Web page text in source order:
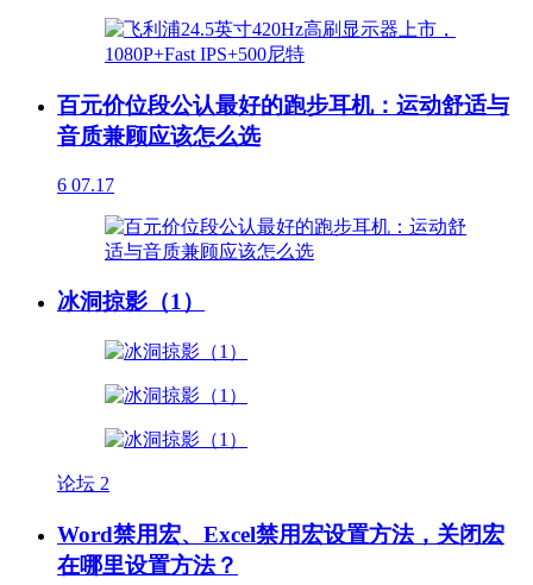
百元价位段公认最好的跑步耳机：运动舒适与
音质兼顾应该怎么选
6 07.17
冰洞掠影（1）
论坛 2
Word禁用宏、Excel禁用宏设置方法，关闭宏
在哪里设置方法？